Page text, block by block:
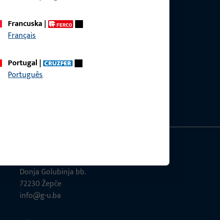
Francuska|
Français
Portugal|
Português
Donja Golubinja bb.
72230 Žepče
info@g-u.ba